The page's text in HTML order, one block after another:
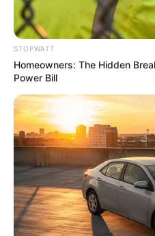
วันนี้อาจได้ยินข่าวร้ายเ
ความรักไม่สู้ดีนักมีเกณ
การเงินงดลงทุน หรือ
โกงได้ง่าย งานส่วนตัว
กะทันหัน
ยามมงคลความสำ
ก่อเกิด
STOPWATT
Homeowners: The Hidden
Power Bill